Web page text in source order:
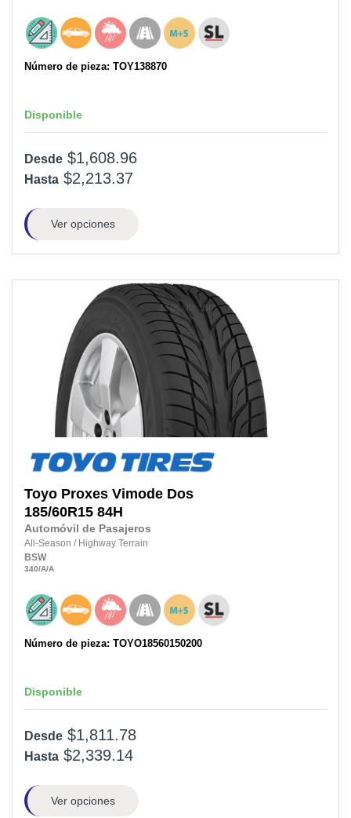
Número de pieza: TOY138870
Disponible
Desde $1,608.96
Hasta $2,213.37
Ver opciones
Toyo Proxes Vimode Dos
185/60R15 84H
Automóvil de Pasajeros
All-Season / Highway Terrain
BSW
340/A/A
Número de pieza: TOYO18560150200
Disponible
Desde $1,811.78
Hasta $2,339.14
Ver opciones